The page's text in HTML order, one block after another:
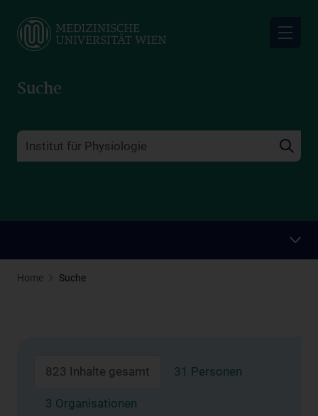
main
Suche
Home Suche
823 Inhalte gesamt 31 Personen
3 Organisationen